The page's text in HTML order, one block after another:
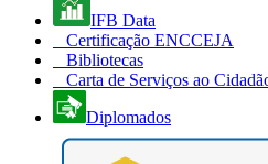
IFB Data
Certificação ENCCEJA
Bibliotecas
Carta de Serviços ao
Diplomados